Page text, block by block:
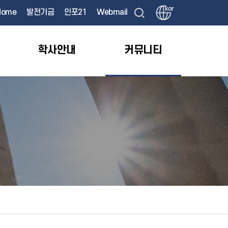
발전기금 인포21 Webmail kor
학사안내 커뮤니티